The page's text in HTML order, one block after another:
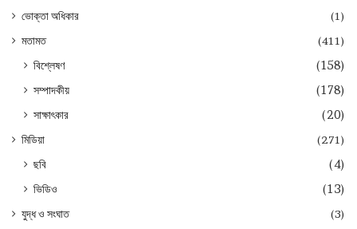
ভোক্তা অধিকার
(1)
মতামত
(411)
বিশ্লেষণ
(158)
সম্পাদকীয়
(178)
সাক্ষাৎকার
(20)
মিডিয়া (271)
ছবি
(4)
ভিডিও
(13)
যুদ্ধ ও সংঘাত
(3)